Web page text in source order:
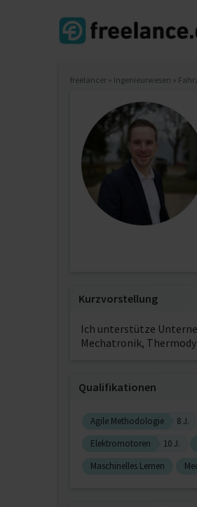
freelancer » Ingenieurwesen »
Kurzvorstellung
Ich unterstütze
Mechatronik,
Qualifikationen
Agile Methodologie 8 J.
Elektromotoren
10 J.
Maschinelles Lernen